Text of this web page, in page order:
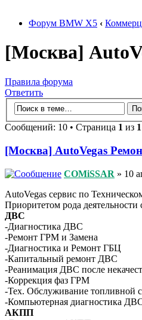
Форум BMW X5 ‹
[Москва]
Правила форума
Ответить
Сообщений: 10 • Страница 1 из 1
[Москва] AutoVegas
COMiSSAR » 10
AutoVegas сервис по
Приоритетом рода
ДВС
-Диагностика ДВС
-Ремонт ГРМ и Замена
-Диагностика и Ремонт ГБЦ
-Капитальный ремонт ДВС
-Реанимация ДВС после
-Коррекция фаз ГРМ
-Тех. Обслуживание топливной
-Компьютерная диагностика
АКПП